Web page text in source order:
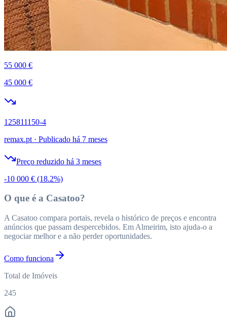
55 000 €
45 000 €
125811150-4
remax.pt · Publicado há 7 meses
Preço reduzido há 3 meses
-10 000 € (18.2%)
O que é a Casatoo?
A Casatoo compara portais, revela o histórico de preços e encontra
anúncios que passam despercebidos. Em Almeirim, isto ajuda-o a
negociar melhor e a não perder oportunidades.
Como funciona
Total de Imóveis
245